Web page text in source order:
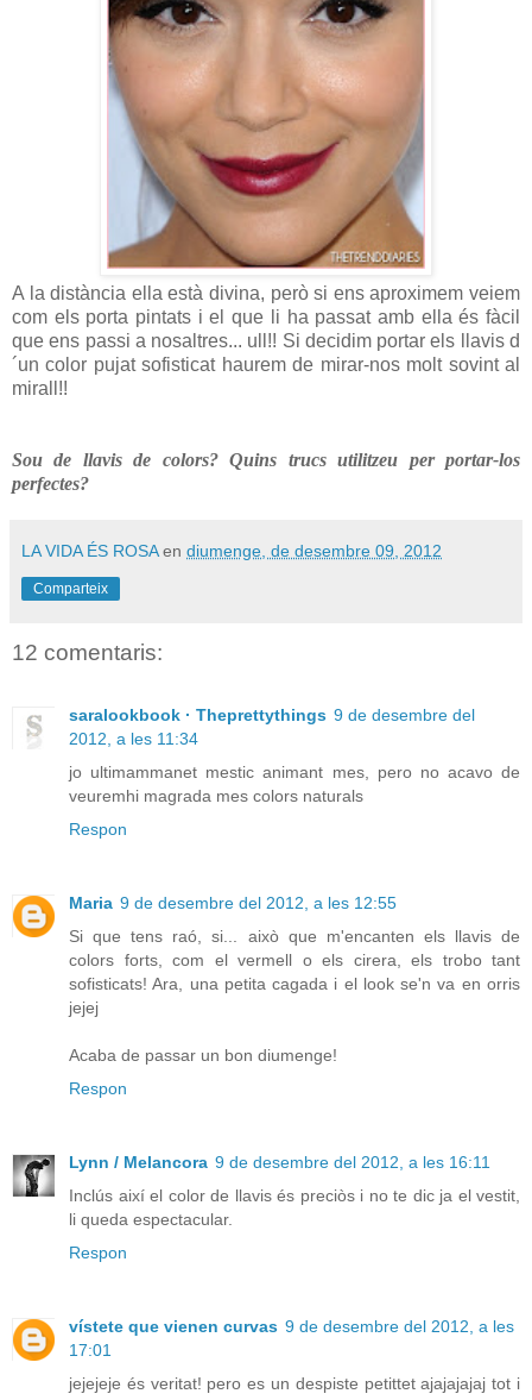
A la distància ella està divina, però si ens aproximem veiem
com els porta pintats i el que li ha passat amb ella és fàcil
que ens passi a nosaltres... ull!! Si decidim portar els llavis d
´un color pujat sofisticat haurem de mirar-nos molt sovint al
mirall!!
Sou de llavis de colors? Quins trucs utilitzeu per portar-los
perfectes?
LA VIDA ÉS ROSA en diumenge, de desembre 09, 2012
Comparteix
12 comentaris:
saralookbook · Theprettythings 9 de desembre del
2012, a les 11:34
jo ultimammanet mestic animant mes, pero no acavo de
veuremhi magrada mes colors naturals
Respon
Maria 9 de desembre del 2012, a les 12:55
Si que tens raó, si... això que m'encanten els llavis de
colors forts, com el vermell o els cirera, els trobo tant
sofisticats! Ara, una petita cagada i el look se'n va en orris
jejej
Acaba de passar un bon diumenge!
Respon
Lynn / Melancora 9 de desembre del 2012, a les 16:11
Inclús així el color de llavis és preciòs i no te dic ja el vestit,
li queda espectacular.
Respon
vístete que vienen curvas 9 de desembre del 2012, a les
17:01
jejejeje és veritat! pero es un despiste petittet ajajajajaj tot i